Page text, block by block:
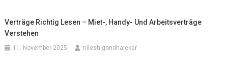
Verträge Richtig Lesen – Miet-, Handy- Und Arbeitsverträge
Verstehen
11. November 2025 nilesh.gondhalekar